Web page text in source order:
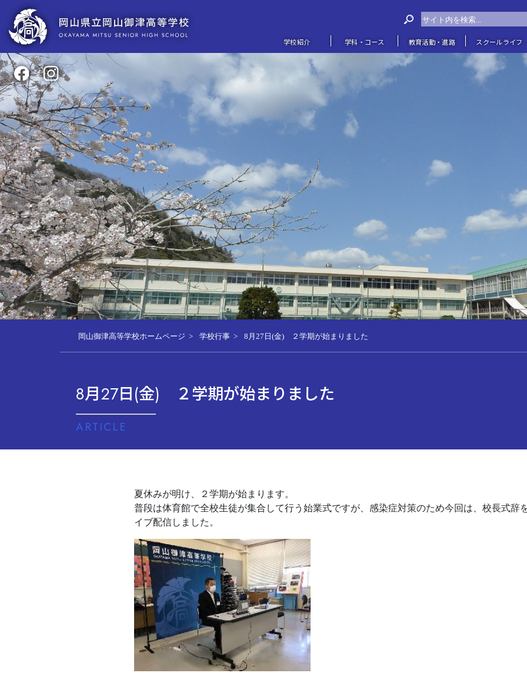
学校紹介 学科・コース 教育活動・進路 スクールライフ
岡山御津高等学校ホームページ 学校行事 8月27日(金) ２学期が始まりました
8月27日(金) ２学期が始まりました
ARTICLE
夏休みが明け、２学期が始まります。
普段は体育館で全校生徒が集合して行う始業式ですが、感染症対策のため今回は、校長式辞
イブ配信しました。